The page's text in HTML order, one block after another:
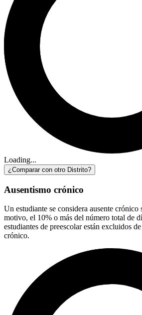
Loading...
¿Comparar con otro Distrito?
Ausentismo crónico
Un estudiante se considera ausente
motivo, el 10% o más del número total de
estudiantes de preescolar están excluidos
crónico.